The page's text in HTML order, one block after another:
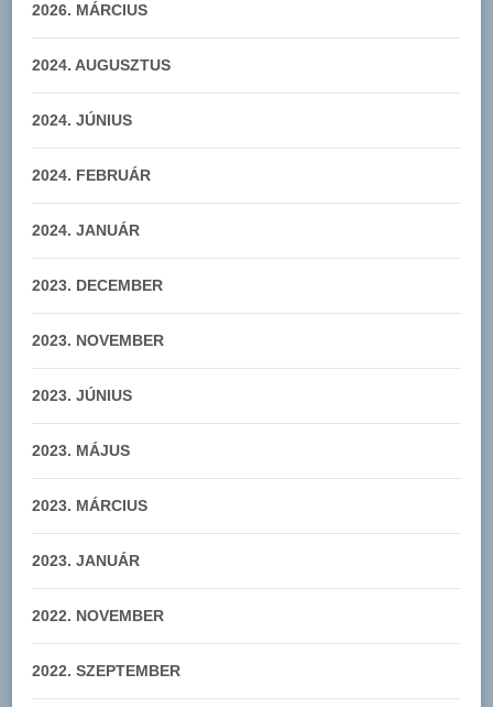
2026. MÁRCIUS
2024. AUGUSZTUS
2024. JÚNIUS
2024. FEBRUÁR
2024. JANUÁR
2023. DECEMBER
2023. NOVEMBER
2023. JÚNIUS
2023. MÁJUS
2023. MÁRCIUS
2023. JANUÁR
2022. NOVEMBER
2022. SZEPTEMBER